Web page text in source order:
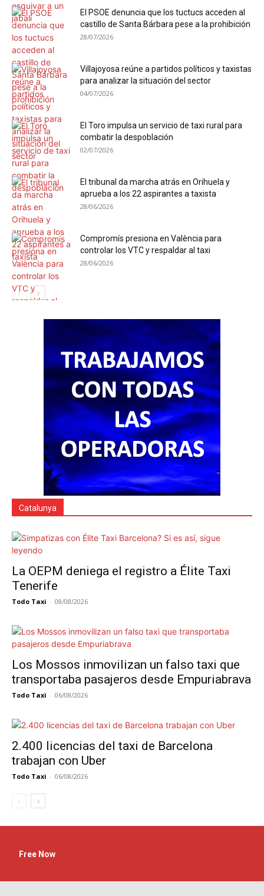
El PSOE denuncia que los tuctucs acceden al
castillo de Santa Bárbara pese a la prohibición
28/07/2026
Villajoyosa reúne a partidos políticos y taxistas
para analizar la situación del sector
04/07/2026
El Toro impulsa un servicio de taxi rural para
combatir la despoblación
02/07/2026
El tribunal da marcha atrás en Orihuela y
aprueba a los 22 aspirantes a taxista
28/06/2026
Compromís presiona en València para
controlar los VTC y respaldar al taxi
28/06/2026
Catalunya
La OEPM deniega el registro a Élite Taxi
Tenerife
Todo Taxi - 08/08/2026
Los Mossos inmovilizan un falso taxi que
transportaba pasajeros desde Empuriabrava
Todo Taxi - 06/08/2026
2.400 licencias del taxi de Barcelona
trabajan con Uber
Todo Taxi - 06/08/2026
Free Now